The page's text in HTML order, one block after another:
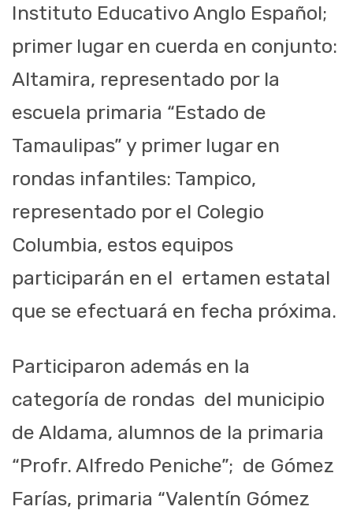
Instituto Educativo Anglo Español;
primer lugar en cuerda en conjunto:
Altamira, representado por la
escuela primaria “Estado de
Tamaulipas” y primer lugar en
rondas infantiles: Tampico,
representado por el Colegio
Columbia, estos equipos
participarán en el ertamen estatal
que se efectuará en fecha próxima.
Participaron además en la
categoría de rondas del municipio
de Aldama, alumnos de la primaria
“Profr. Alfredo Peniche”; de Gómez
Farías, primaria “Valentín Gómez